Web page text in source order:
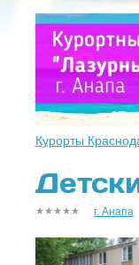
Курорты
г. Анапа